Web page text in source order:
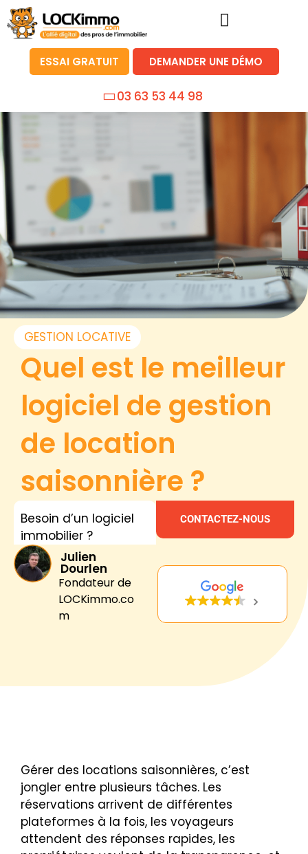
ESSAI GRATUIT DEMANDER UNE DÉMO
03 63 53 44 98
GESTION LOCATIVE
Quel est le meilleur
logiciel de gestion
de location
saisonnière ?
Besoin d’un logiciel
immobilier ?
CONTACTEZ-NOUS
Julien
Dourlen
Fondateur de
LOCKimmo.co
m
Gérer des locations saisonnières, c’est
jongler entre plusieurs tâches. Les
réservations arrivent de différentes
plateformes à la fois, les voyageurs
attendent des réponses rapides, les